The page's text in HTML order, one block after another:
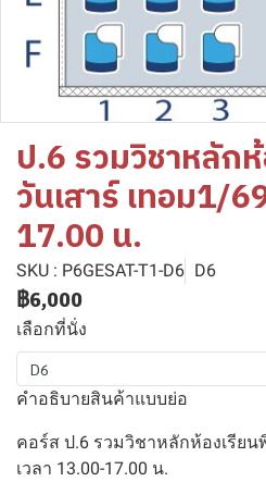
ป.6 รวมวิชาหลัก
วันเสาร์ เทอม1/
17.00 น.
SKU : P6GESAT-T1-D6 D6
฿6,000
เลือกที่นั่ง
D6
คำอธิบายสินค้าแบบย่อ
คอร์ส ป.6 รวมวิชาหลักห้องเรียน
เวลา 13.00-17.00 น.